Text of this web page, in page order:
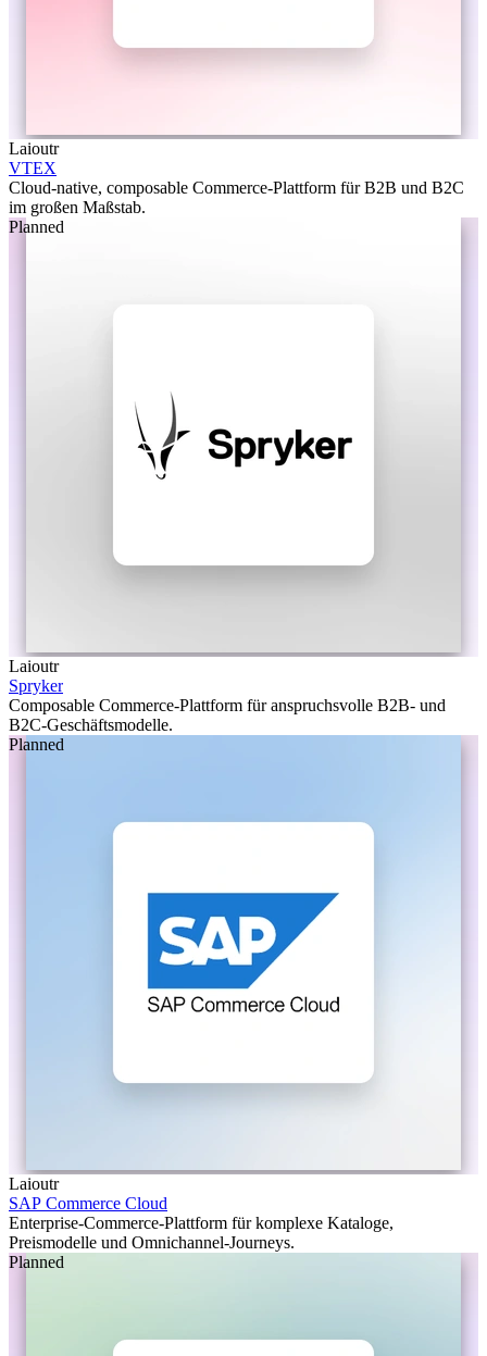
Laioutr
VTEX
Cloud-native, composable Commerce-Plattform für B2B und B2C
im großen Maßstab.
Planned
Laioutr
Spryker
Composable Commerce-Plattform für anspruchsvolle B2B- und
B2C-Geschäftsmodelle.
Planned
Laioutr
SAP Commerce Cloud
Enterprise-Commerce-Plattform für komplexe Kataloge,
Preismodelle und Omnichannel-Journeys.
Planned